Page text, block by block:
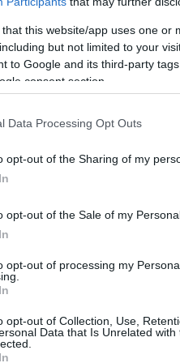
that this website/app uses one
but not limited to your
to Google and its third-party
consent section.
Data Processing Opt Outs
opt-out of the Sharing of my
opt-out of the Sale of my
opt-out of processing my
opt-out of Collection, Use,
Data that Is Unrelated
αλλαγές στα
υψηλής προτεραιότητας
- Τι να προσέξετε
στο Ιόνιο
ενοικίων το 2025
Lykavitos.gr στο
όλες τις ειδήσεις